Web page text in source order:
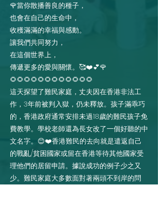
🌹當你散播善良的種子，
也會在自己的生命中，
收穫滿滿的幸福與感動。
讓我們共同努力，
在這個世界上，
傳遞更多的愛與關懷。🥰❤️💕🌹
🌻🌻🌻🌻🌻🌻🌻🌻🌻🌻🌻🌻
這天探望了難民家庭，丈夫因在香港非法工
作，3年前被判入獄，仍未釋放。孩子滿乖巧
的，香港政府通常安排未過18歲的難民孩子免
費教學。學校老師還為長女改了一個好聽的中
文名字。😊❤️香港難民的去向就是遣返自己
的戰亂/貧困國家或留在香港等待其他國家受
理他們的居留申請。據說成功的例子少之又
少。難民家庭大多數面對著兩頭不到岸的問